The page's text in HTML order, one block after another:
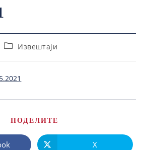
Извештаји
ПОДЕЛИТЕ
X